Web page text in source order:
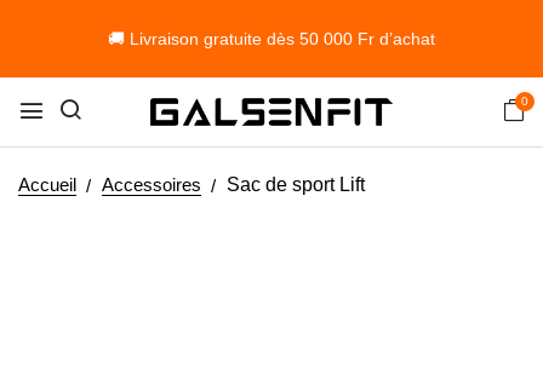
🚚 Livraison gratuite dès 50 000 Fr d’achat
0
Accueil Accessoires Sac de sport Lift